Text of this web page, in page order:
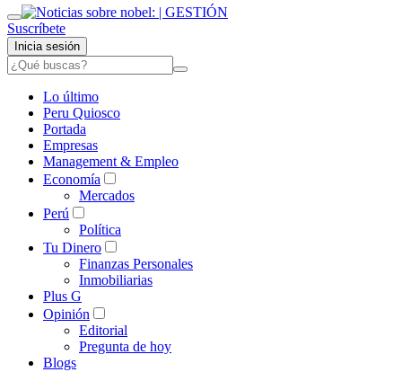
Suscríbete
Inicia sesión
Lo último
Peru Quiosco
Portada
Empresas
Management & Empleo
Economía
Mercados
Perú
Política
Tu Dinero
Finanzas Personales
Inmobiliarias
Plus G
Opinión
Editorial
Pregunta de hoy
Blogs